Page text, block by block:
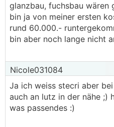
glanzbau, fuchsbau wären
bin ja von meiner ersten
rund 60.000.-
bin aber noch lange nicht
Nicole031084
Ja ich weiss stecri aber
auch an lutz in der nähe ;)
was passendes :)